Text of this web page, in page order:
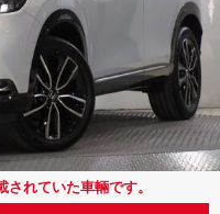
れていた車輛です。